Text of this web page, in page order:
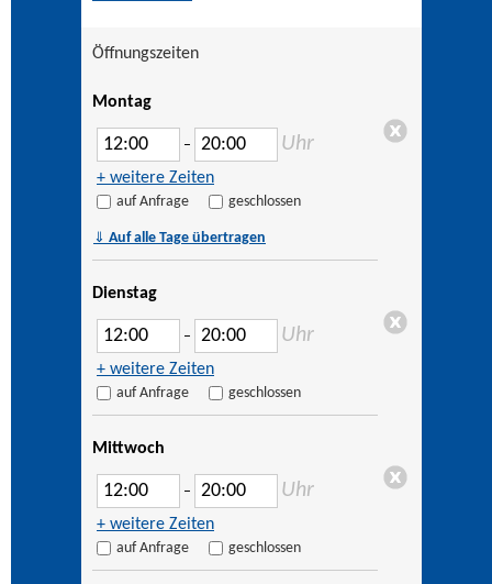
Öffnungszeiten
Montag
– Uhr
+ weitere Zeiten
auf Anfrage geschlossen
⇓ Auf alle Tage übertragen
Dienstag
– Uhr
+ weitere Zeiten
auf Anfrage geschlossen
Mittwoch
– Uhr
+ weitere Zeiten
auf Anfrage geschlossen